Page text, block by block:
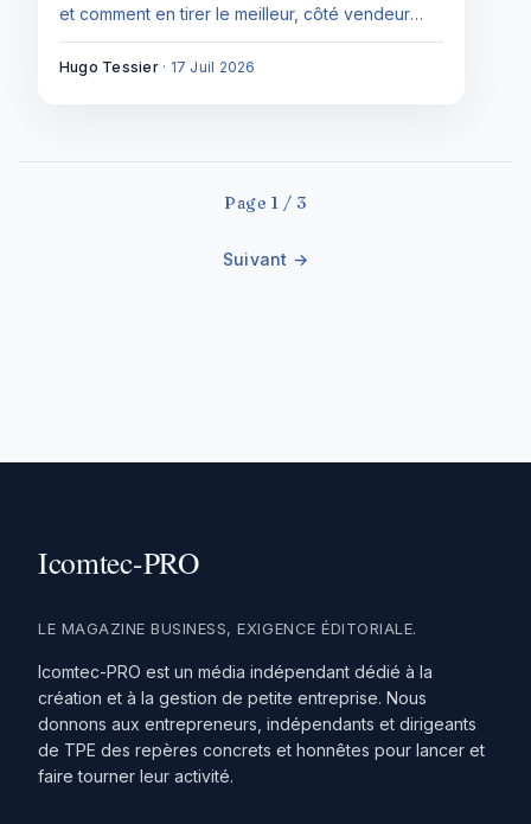
et comment en tirer le meilleur, côté vendeur
comme côté acheteur.
Hugo Tessier · 17 Juil 2026
Page 1 / 3
Suivant →
LE MAGAZINE BUSINESS, EXIGENCE ÉDITORIALE.
Icomtec-PRO est un média indépendant dédié à la
création et à la gestion de petite entreprise. Nous
donnons aux entrepreneurs, indépendants et dirigeants
de TPE des repères concrets et honnêtes pour lancer et
faire tourner leur activité.